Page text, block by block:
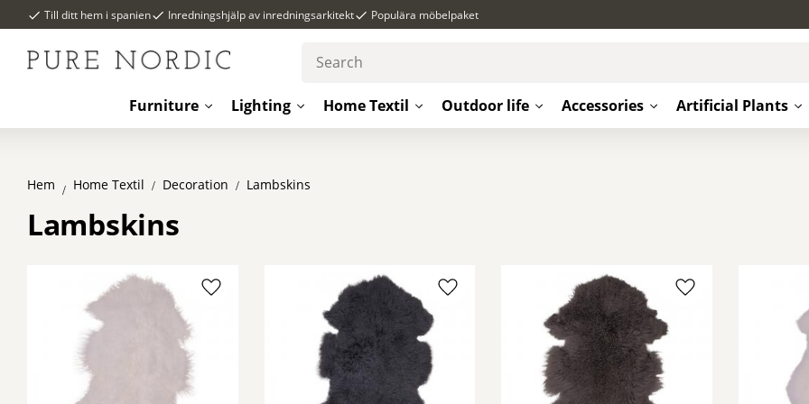
Till ditt hem i spanien Inredningshjälp av inredningsarkitekt Populära möbelpaket
Furniture Lighting Home Textil Outdoor life Accessories Artificial Plants
Hem Home Textil Decoration Lambskins
Lambskins
Add to favorites Add to favorites Add to favorites